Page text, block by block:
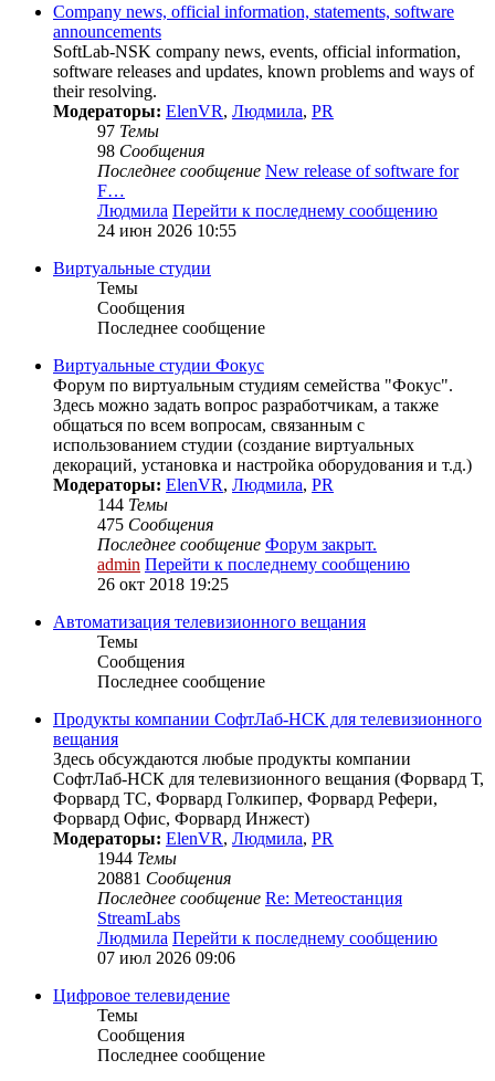
Company news, official information, statements, software
announcements
SoftLab-NSK company news, events, official information,
software releases and updates, known problems and ways of
their resolving.
Модераторы: ElenVR, Людмила, PR
97 Темы
98 Сообщения
Последнее сообщение New release of software for
F…
Людмила Перейти к последнему сообщению
24 июн 2026 10:55
Виртуальные студии
Темы
Сообщения
Последнее сообщение
Виртуальные студии Фокус
Форум по виртуальным студиям семейства "Фокус".
Здесь можно задать вопрос разработчикам, а также
общаться по всем вопросам, связанным с
использованием студии (создание виртуальных
декораций, установка и настройка оборудования и т.д.)
Модераторы: ElenVR, Людмила, PR
144 Темы
475 Сообщения
Последнее сообщение Форум закрыт.
admin Перейти к последнему сообщению
26 окт 2018 19:25
Автоматизация телевизионного вещания
Темы
Сообщения
Последнее сообщение
Продукты компании СофтЛаб-НСК для телевизионного
вещания
Здесь обсуждаются любые продукты компании
СофтЛаб-НСК для телевизионного вещания (Форвард Т,
Форвард ТС, Форвард Голкипер, Форвард Рефери,
Форвард Офис, Форвард Инжест)
Модераторы: ElenVR, Людмила, PR
1944 Темы
20881 Сообщения
Последнее сообщение Re: Метеостанция
StreamLabs
Людмила Перейти к последнему сообщению
07 июл 2026 09:06
Цифровое телевидение
Темы
Сообщения
Последнее сообщение